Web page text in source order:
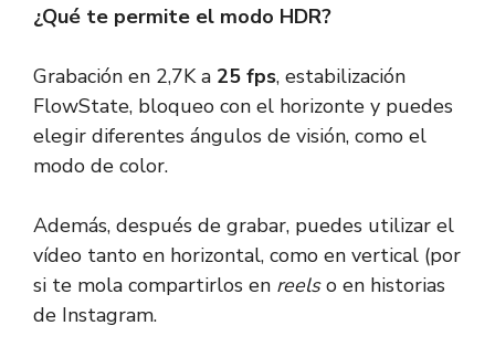
¿Qué te permite el modo HDR?
Grabación en 2,7K a 25 fps, estabilización
FlowState, bloqueo con el horizonte y puedes
elegir diferentes ángulos de visión, como el
modo de color.
Además, después de grabar, puedes utilizar el
vídeo tanto en horizontal, como en vertical (por
si te mola compartirlos en reelso en historias
de Instagram.